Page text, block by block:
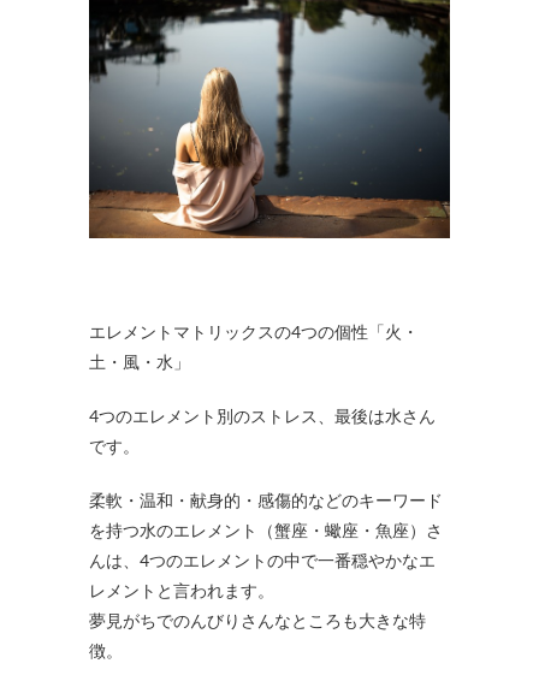
エレメントマトリックスの4つの個性「火・
土・風・水」
4つのエレメント別のストレス、最後は水さん
です。
柔軟・温和・献身的・感傷的などのキーワード
を持つ水のエレメント（蟹座・蠍座・魚座）さ
んは、4つのエレメントの中で一番穏やかなエ
レメントと言われます。
夢見がちでのんびりさんなところも大きな特
徴。